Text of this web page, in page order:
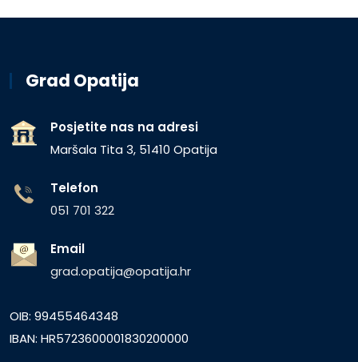
Grad Opatija
Posjetite nas na adresi
Maršala Tita 3, 51410 Opatija
Telefon
051 701 322
Email
grad.opatija@opatija.hr
OIB: 99455464348
IBAN: HR5723600001830200000